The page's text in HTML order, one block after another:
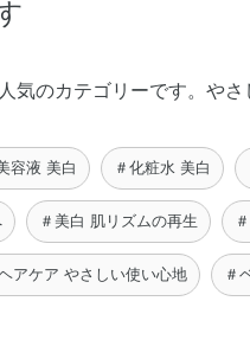
のカテゴリーです。や
容液 美白 ＃化粧水 美白
＃美白 肌リズムの再生
アケア やさしい使い心地 ＃